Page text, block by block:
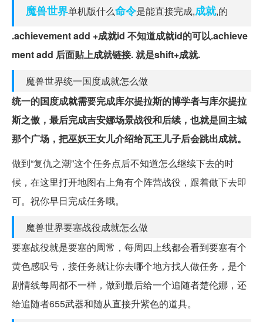
魔兽世界单机版什么命令是能直接完成,成就,的
.achievement add +成就id 不知道成就id的可以.achieve
ment add 后面贴上成就链接. 就是shift+成就.
魔兽世界统一国度成就怎么做
统一的国度成就需要完成库尔提拉斯的博学者与库尔提拉
斯之傲，最后完成吉安娜场景战役和后续，也就是回主城
那个广场，把巫妖王女儿介绍给瓦王儿子后会跳出成就。
做到“复仇之潮”这个任务点后不知道怎么继续下去的时
候，在这里打开地图右上角有个阵营战役，跟着做下去即
可。祝你早日完成任务哦。
魔兽世界要塞战役成就怎么做
要塞战役就是要塞的周常，每周四上线都会看到要塞有个
黄色感叹号，接任务就让你去哪个地方找人做任务，是个
剧情线每周都不一样，做到最后给一个追随者楚伦娜，还
给追随者655武器和随从直接升紫色的道具。